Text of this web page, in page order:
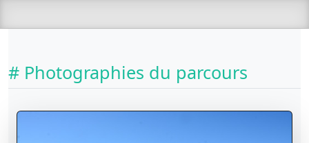
# Photographies du parcours